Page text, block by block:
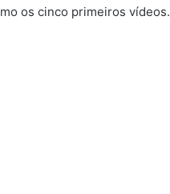
os cinco primeiros vídeos.